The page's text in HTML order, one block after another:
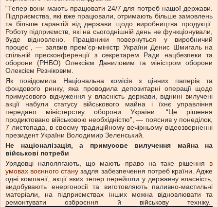
“Тепер вони мають працювати 24/7 для потреб нашої держави.
Підприємства, які вже працювали, отримають більше замовлень
та більше гарантій від держави щодо виробництва продукції.
Роботу підприємств, які на сьогоднішній день не функціонували,
буде відновлено. Працівники повернуться у виробничий
процес”, — заявив прем’єр-міністр України Денис Шмигаль на
спільній пресконференції з секретарем Ради нацбезпеки та
оборони (РНБО) Олексієм Даниловим та міністром оборони
Олексієм Резніковим.
Як повідомила Національна комісія з цінних паперів та
фондового ринку, яка проводила депозитарні операції щодо
примусового відчуження у власність держави, віднині вилучені
акції набули статусу військового майна і їхнє управління
передано міністерству оборони України. “Це рішення
продиктовано військовою необхідністю”, — пояснив у понеділок,
7 листопада, в своєму традиційному вечірньому відеозверненні
президент України Володимир Зеленський.
Не націоналізація, а примусове вилучення майна на
військові потреби
Урядовці наполягають, що мають право на таке рішення в
умовах воєнного стану задля забезпечення потреб країни. Адже
одні компанії, акції яких тепер перейшли у державну власність,
видобувають енергоносії та виготовляють паливно-мастильні
матеріали, на підприємствах інших можна відновлювати та
ремонтувати озброєння й військову техніку.